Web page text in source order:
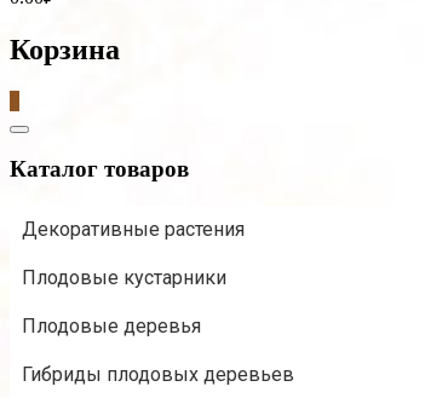
Корзина
Catalog
Каталог товаров
Декоративные растения
Плодовые кустарники
Плодовые деревья
Гибриды плодовых деревьев